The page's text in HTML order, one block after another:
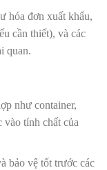
hóa đơn xuất khẩu,
cần thiết), và các
quan.
như container,
vào tính chất của
bảo vệ tốt trước các